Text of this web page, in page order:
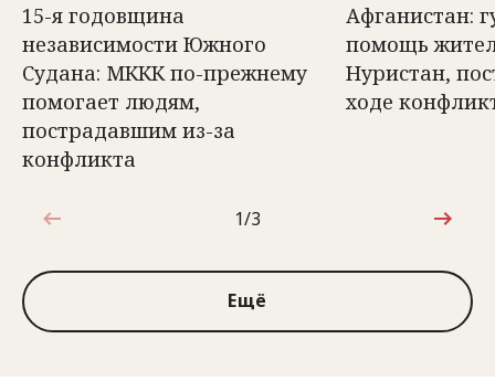
15-я годовщина
независимости Южного
Судана: МККК по-прежнему
помогает людям,
пострадавшим из-за
конфликта
Афганистан:
помощь
Нуристан,
ходе
1 из 3
1/3
Ещё